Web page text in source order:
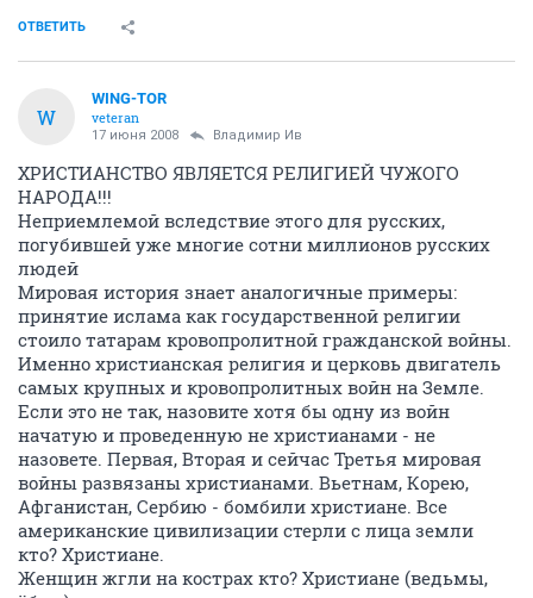
ОТВЕТИТЬ
W
WING-TOR
veteran
17 июня 2008 Владимир Ив
ХРИСТИАНСТВО ЯВЛЯЕТСЯ РЕЛИГИЕЙ ЧУЖОГО
НАРОДА!!!
Неприемлемой вследствие этого для русских,
погубившей уже многие сотни миллионов русских
людей
Мировая история знает аналогичные примеры:
принятие ислама как государственной религии
стоило татарам кровопролитной гражданской войны.
Именно христианская религия и церковь двигатель
самых крупных и кровопролитных войн на Земле.
Если это не так, назовите хотя бы одну из войн
начатую и проведенную не христианами - не
назовете. Первая, Вторая и сейчас Третья мировая
войны развязаны христианами. Вьетнам, Корею,
Афганистан, Сербию - бомбили христиане. Все
американские цивилизации стерли с лица земли
кто? Христиане.
Женщин жгли на кострах кто? Христиане (ведьмы,